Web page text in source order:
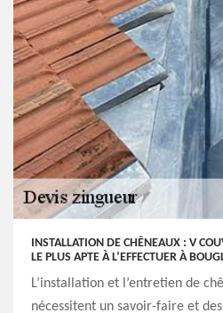
INSTALLATION DE CHÊNEAUX : V
LE PLUS APTE À L’EFFECTUER À
L’installation et l’entretien de
nécessitent un savoir-faire et